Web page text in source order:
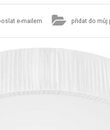
e-mailem přidat do můj